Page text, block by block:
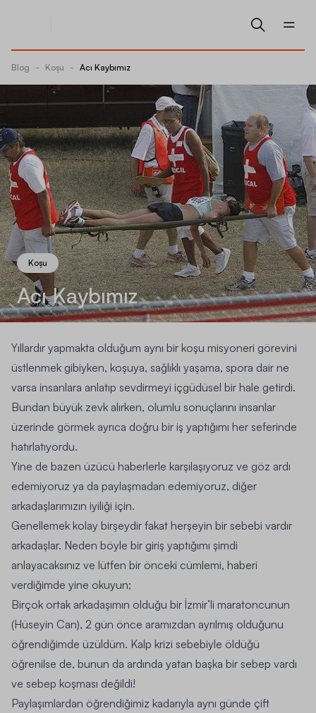
Blog - Koşu - Acı Kaybımız
Koşu
Acı Kaybımız
Yıllardır yapmakta olduğum aynı bir koşu misyoneri görevini
üstlenmek gibiyken, koşuya, sağlıklı yaşama, spora dair ne
varsa insanlara anlatıp sevdirmeyi içgüdüsel bir hale getirdi.
Bundan büyük zevk alırken, olumlu sonuçlarını insanlar
üzerinde görmek ayrıca doğru bir iş yaptığımı her seferinde
hatırlatıyordu.
Yine de bazen üzücü haberlerle karşılaşıyoruz ve göz ardı
edemiyoruz ya da paylaşmadan edemiyoruz, diğer
arkadaşlarımızın iyiliği için.
Genellemek kolay birşeydir fakat herşeyin bir sebebi vardır
arkadaşlar. Neden böyle bir giriş yaptığımı şimdi
anlayacaksınız ve lütfen bir önceki cümlemi, haberi
verdiğimde yine okuyun;
Birçok ortak arkadaşımın olduğu bir İzmir’li maratoncunun
(Hüseyin Can), 2 gün önce aramızdan ayrılmış olduğunu
öğrendiğimde üzüldüm. Kalp krizi sebebiyle öldüğü
öğrenilse de, bunun da ardında yatan başka bir sebep vardı
ve sebep koşması değildi!
Paylaşımlardan öğrendiğimiz kadarıyla aynı günde çift